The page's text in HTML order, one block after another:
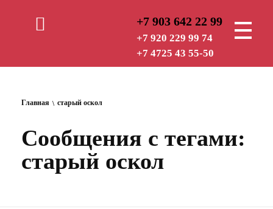
РУБЕЖ — СТ
+7 903 642 22 99
+7 920 229 99 74
+7 4725 43 55-50
Главная старый оскол
Сообщения с тегами:
старый оскол